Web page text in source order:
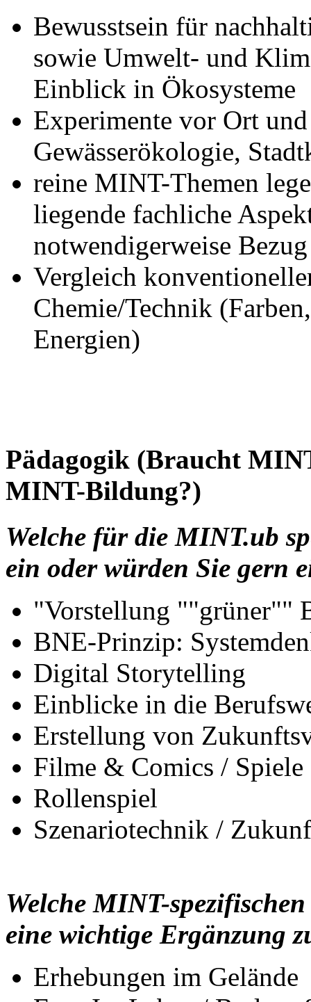
Bewusstsein für
sowie Umwelt- und
Einblick in Ökosysteme
Experimente vor Ort
Gewässerökologie,
reine MINT-Themen
liegende fachliche
notwendigerweise
Vergleich
Chemie/Technik
Energien)
Pädagogik (Braucht
MINT-Bildung?)
Welche für die MINT.ub
ein oder würden Sie gern
"Vorstellung ""grüner""
BNE-Prinzip:
Digital Storytelling
Einblicke in die
Erstellung von
Filme & Comics / Spiele
Rollenspiel
Szenariotechnik /
Welche MINT-
eine wichtige Ergänzung
Erhebungen im Gelände